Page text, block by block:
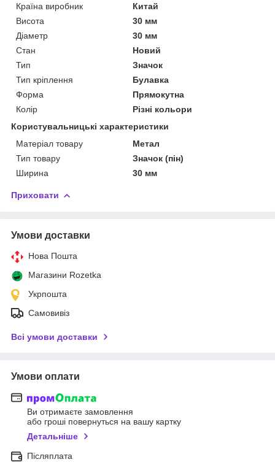
Країна виробник
Китай
Висота
30 мм
Діаметр
30 мм
Стан
Новий
Тип
Значок
Тип кріплення
Булавка
Форма
Прямокутна
Колір
Різні кольори
Користувальницькі характеристики
Матеріал товару
Метал
Тип товару
Значок (пін)
Ширина
30 мм
Приховати
Умови доставки
Нова Пошта
Магазини Rozetka
Укрпошта
Самовивіз
Всі умови доставки
Умови оплати
Ви отримаєте замовлення
або гроші повернуться на вашу картку
Детальніше
Післяплата